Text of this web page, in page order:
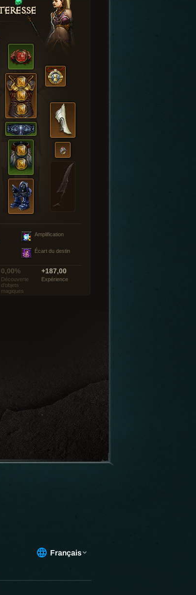
Amplification
Écart du destin
0,00%
Découverte
d’objets
magiques
+187,00
Expérience